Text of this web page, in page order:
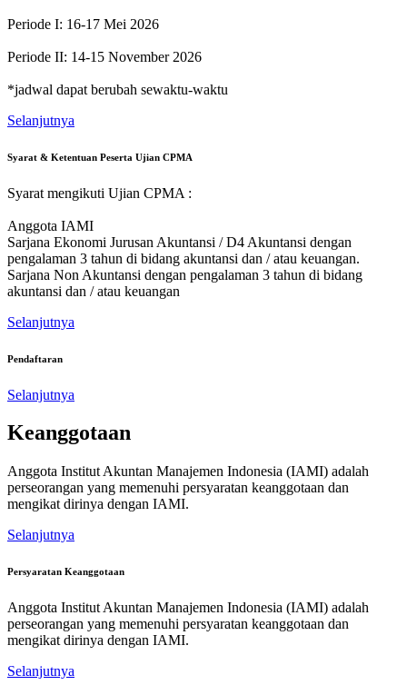
Periode I: 16-17 Mei 2026
Periode II: 14-15 November 2026
*jadwal dapat berubah sewaktu-waktu
Selanjutnya
Syarat & Ketentuan Peserta Ujian CPMA
Syarat mengikuti Ujian CPMA :
Anggota IAMI
Sarjana Ekonomi Jurusan Akuntansi / D4 Akuntansi dengan
pengalaman 3 tahun di bidang akuntansi dan / atau keuangan.
Sarjana Non Akuntansi dengan pengalaman 3 tahun di bidang
akuntansi dan / atau keuangan
Selanjutnya
Pendaftaran
Selanjutnya
Keanggotaan
Anggota Institut Akuntan Manajemen Indonesia (IAMI) adalah
perseorangan yang memenuhi persyaratan keanggotaan dan
mengikat dirinya dengan IAMI.
Selanjutnya
Persyaratan Keanggotaan
Anggota Institut Akuntan Manajemen Indonesia (IAMI) adalah
perseorangan yang memenuhi persyaratan keanggotaan dan
mengikat dirinya dengan IAMI.
Selanjutnya